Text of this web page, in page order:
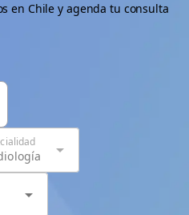
en Chile y agenda tu consulta
arrow_drop_down
Servicio
arrow_drop_down